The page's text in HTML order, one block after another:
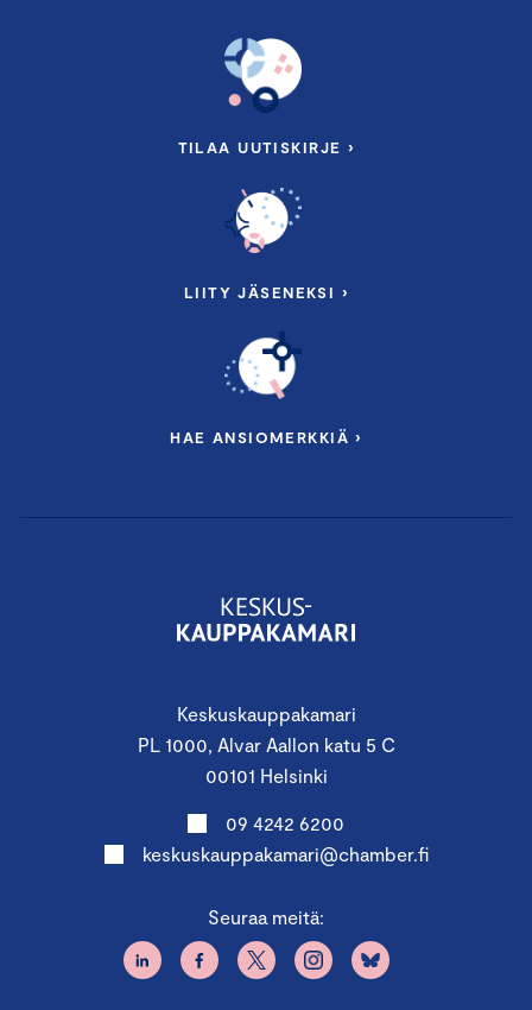
keskustelua asiantuntijoiden ja muiden osallistujien
Keskuskauppakamari
PL 1000, Alvar Aallon katu 5 C
00101 Helsinki
09 4242 6200
keskuskauppakamari@chamber.fi
Seuraa meitä:
TILAA UUTISKIRJE ›
LIITY JÄSENEKSI ›
HAE ANSIOMERKKIÄ ›